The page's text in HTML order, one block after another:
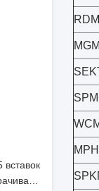
вставок